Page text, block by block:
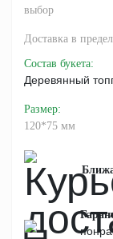
выбор
Доставка в
Состав букета:
Деревянный
Размер:
120*75 мм